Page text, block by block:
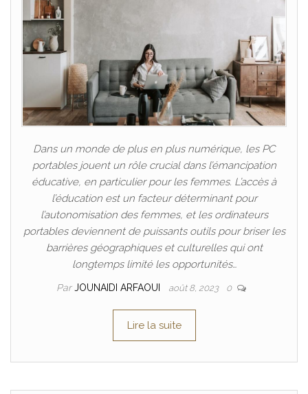
Dans un monde de plus en plus numérique, les PC
portables jouent un rôle crucial dans l’émancipation
éducative, en particulier pour les femmes. L’accès à
l’éducation est un facteur déterminant pour
l’autonomisation des femmes, et les ordinateurs
portables deviennent de puissants outils pour briser les
barrières géographiques et culturelles qui ont
longtemps limité les opportunités…
ParJOUNAIDI ARFAOUI août 8, 2023 0
Lire la suite